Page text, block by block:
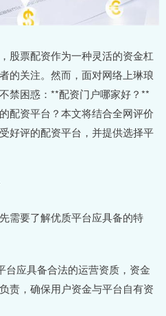
股票配资作为一种灵活的资金杠
的关注。然而，面对网络上琳琅
禁困惑：**配资门户哪家好？**
配资平台？本文将结合全网评价
好评的配资平台，并提供选择平
需要了解优质平台应具备的特
台应具备合法的运营资质，资金
责，确保用户资金与平台自有资